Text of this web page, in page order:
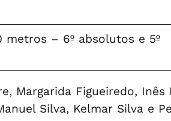
metros – 6º absolutos e 5º
Margarida Figueiredo, Inês
Silva, Kelmar Silva e